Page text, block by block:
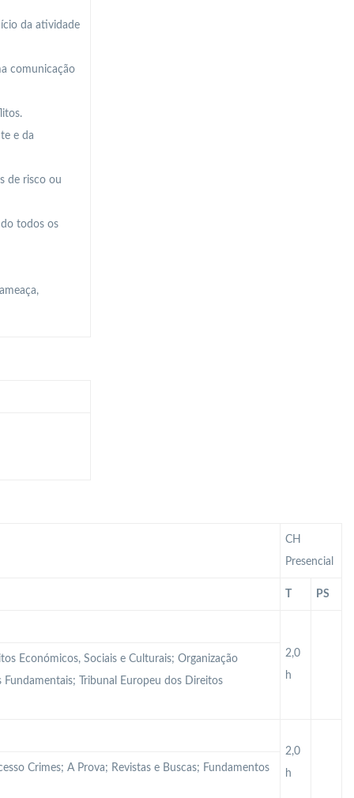
da atividade
comunicação
e da
de risco ou
todos os
CH
Presencial
T PS
2,0
h
Económicos, Sociais e Culturais; Organização
Tribunal Europeu dos Direitos
2,0
h
Crimes; A Prova; Revistas e Buscas; Fundamentos